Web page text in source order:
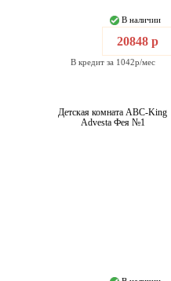
В наличии
20848 р
В кредит за 1042р/мес
Детская комната ABC-King
Advesta Фея №1